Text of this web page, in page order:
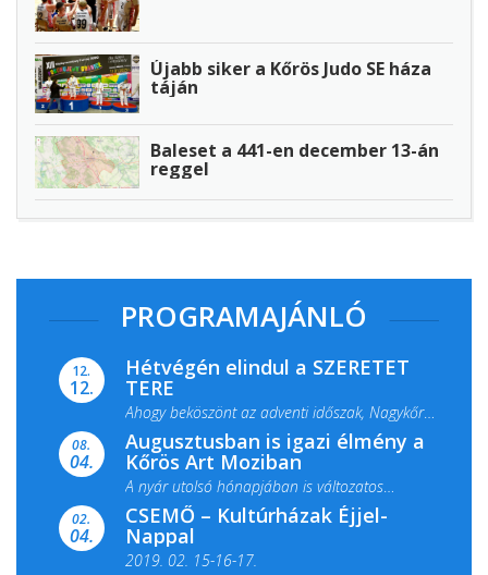
Újabb siker a Kőrös Judo SE háza
táján
Baleset a 441-en december 13-án
reggel
PROGRAMAJÁNLÓ
12.
12.
Hétvégén elindul a SZERETET
TERE
Ahogy beköszönt az adventi időszak, Nagykőrös
ismét megtelik ünnepi fénnyel és közös...
08.
04.
Augusztusban is igazi élmény a
Kőrös Art Moziban
A nyár utolsó hónapjában is változatos
filmkínálattal, családi...
02.
04.
CSEMŐ – Kultúrházak Éjjel-
Nappal
2019. 02. 15-16-17.